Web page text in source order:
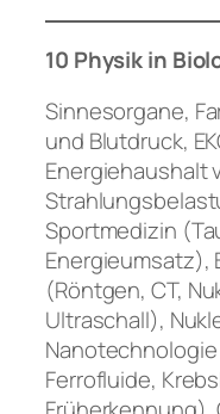
10 Physik in
Sinnesorgane,
und Blutdruck,
Energiehaushalt
Sportmedizin
Energieumsatz),
(Röntgen, CT,
Ultraschall),
Ferrofluide,